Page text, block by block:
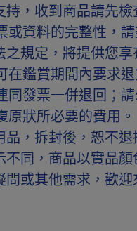
，收到商品請先
或資料的完整性，
規定，將提供您
在鑑賞期間內要求
同發票一併退回；
原狀所必要的費用。
，拆封後，恕不
同，商品以實品顏
或其他需求，歡迎